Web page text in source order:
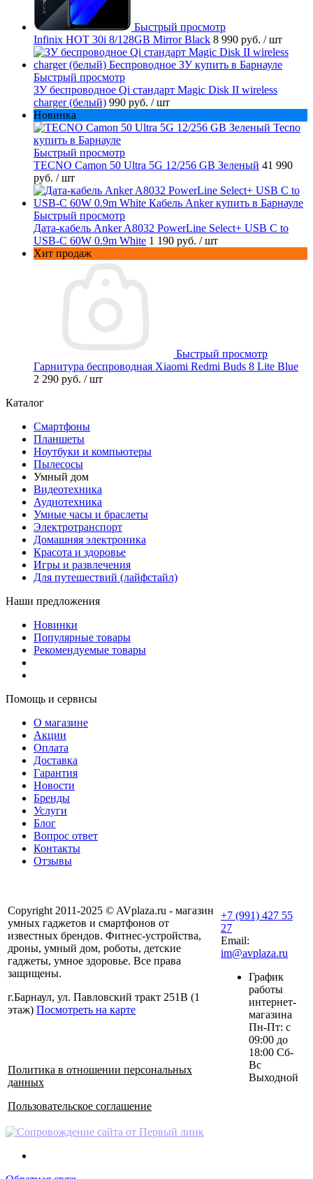
Быстрый просмотр
Infinix HOT 30i 8/128GB Mirror Black 8 990 руб. / шт
Быстрый просмотр
ЗУ беспроводное Qi стандарт Magic Disk II wireless
charger (белый) 990 руб. / шт
Новинка
Быстрый просмотр
TECNO Camon 50 Ultra 5G 12/256 GB Зеленый 41 990
руб. / шт
Быстрый просмотр
Дата-кабель Anker A8032 PowerLine Select+ USB C to
USB-C 60W 0.9m White 1 190 руб. / шт
Хит продаж
Быстрый просмотр
Гарнитура беспроводная Xiaomi Redmi Buds 8 Lite Blue
2 290 руб. / шт
Каталог
Смартфоны
Планшеты
Ноутбуки и компьютеры
Пылесосы
Умный дом
Видеотехника
Аудиотехника
Умные часы и браслеты
Электротранспорт
Домашняя электроника
Красота и здоровье
Игры и развлечения
Для путешествий (лайфстайл)
Наши предложения
Новинки
Популярные товары
Рекомендуемые товары
Помощь и сервисы
О магазине
Акции
Оплата
Доставка
Гарантия
Новости
Бренды
Услуги
Блог
Вопрос ответ
Контакты
Отзывы
Copyright 2011-2025 © AVplaza.ru - магазин
умных гаджетов и смартфонов от
известных брендов. Фитнес-устройства,
дроны, умный дом, роботы, детские
гаджеты, умное здоровье. Все права
защищены.
г.Барнаул, ул. Павловский тракт 251В (1
этаж) Посмотреть на карте
Политика в отношении персональных
данных
Пользовательское соглашение
+7 (991) 427 55
27
Email:
im@avplaza.ru
График
работы
интернет-
магазина
Пн-Пт: с
09:00 до
18:00 Сб-
Вс
Выходной